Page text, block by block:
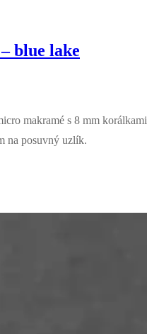
blue lake
makramé s 8 mm korálkami
na posuvný uzlík.